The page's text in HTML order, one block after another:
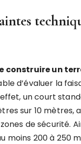
construire un
d’évaluer la
un court
sur 10 mètres,
de sécurité.
moins 200 à 250